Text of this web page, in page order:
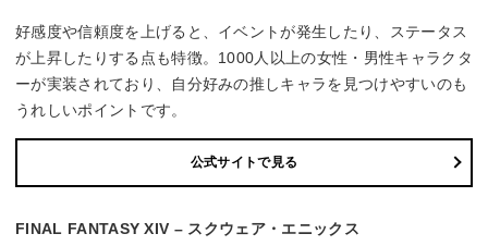
好感度や信頼度を上げると、イベントが発生したり、ステータス
が上昇したりする点も特徴。1000人以上の女性・男性キャラクタ
ーが実装されており、自分好みの推しキャラを見つけやすいのも
うれしいポイントです。
公式サイトで見る
FINAL FANTASY XIV – スクウェア・エニックス